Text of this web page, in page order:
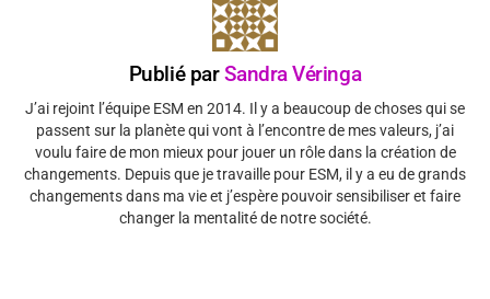
Publié parSandra Véringa
J’ai rejoint l’équipe ESM en 2014. Il y a beaucoup de choses qui se
passent sur la planète qui vont à l’encontre de mes valeurs, j’ai
voulu faire de mon mieux pour jouer un rôle dans la création de
changements. Depuis que je travaille pour ESM, il y a eu de grands
changements dans ma vie et j’espère pouvoir sensibiliser et faire
changer la mentalité de notre société.